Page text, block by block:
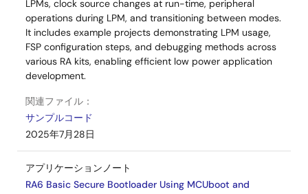
LPMs, clock source changes at run-time, peripheral
operations during LPM, and transitioning between modes.
It includes example projects demonstrating LPM usage,
FSP configuration steps, and debugging methods across
various RA kits, enabling efficient low power application
development.
関連ファイル：
サンプルコード
2025年7月28日
アプリケーションノート
RA6 Basic Secure Bootloader Using MCUboot and